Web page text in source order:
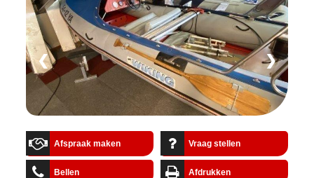
❮ ❯
Afspraak maken Vraag stellen
Bellen Afdrukken